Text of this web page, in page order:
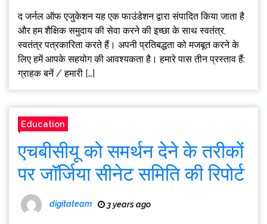
द जर्नल ऑफ एजुकेशन यह एक फाउंडेशन द्वारा संपादित किया जाता है
और हम शैक्षिक समुदाय की सेवा करने की इच्छा के साथ स्वतंत्र,
स्वतंत्र पत्रकारिता करते हैं। अपनी प्रतिबद्धता को मजबूत करने के
लिए हमें आपके सहयोग की आवश्यकता है। हमारे पास तीन प्रस्ताव हैं:
ग्राहक बनें / हमारी […]
Education
एचबीसीयू को समर्थन देने के तरीकों
पर जॉर्जिया सीनेट समिति की रिपोर्ट
digitateam 3 years ago